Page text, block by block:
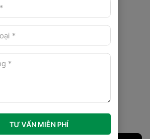
Pop -
di
kiện
35kg với
độc lập,
chi phí
TƯ VẤN MIỄN PHÍ